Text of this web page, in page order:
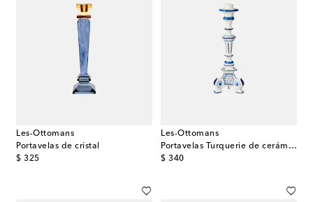
Les-Ottomans
Portavelas de cristal
$ 325
original price
Les-Ottomans
Portavelas Turquerie de cerámica
$ 340
original price